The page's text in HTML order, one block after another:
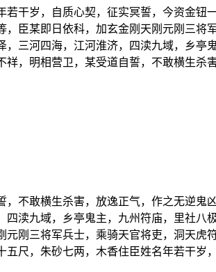
干岁，自质心契，征实冥誓，今资金
臣某即日依科，加玄金刚天刚元刚三
三河四海，江河淮济，四渎九域，乡
，明相营卫，某受道自誓，不敢横生杀
不敢横生杀害，放逸正气，作之无逆
渎九域，乡亭鬼主，九州符庙，里社
刚三将军兵士，乘骑天官将吏，洞天
尺，朱砂七两，木香住臣姓名年若干